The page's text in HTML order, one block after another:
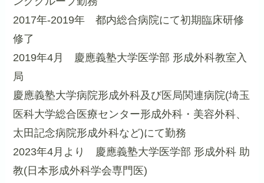
2017年-2019年 都内総合病院にて初期臨床研修
修了
2019年4月 慶應義塾大学医学部 形成外科教室入
局
慶應義塾大学病院形成外科及び医局関連病院(埼玉
医科大学総合医療センター形成外科・美容外科、
太田記念病院形成外科など)にて勤務
2023年4月より 慶應義塾大学医学部 形成外科 助
教(日本形成外科学会専門医)